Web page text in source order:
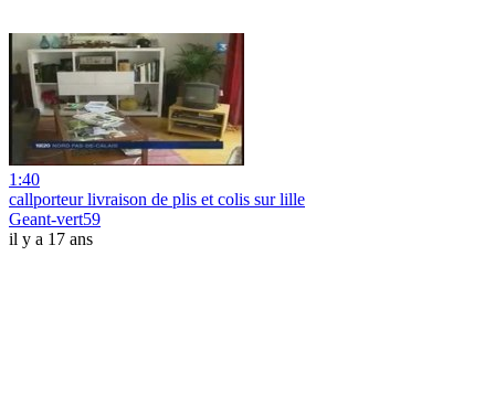
1:40
callporteur livraison de plis et colis sur lille
Geant-vert59
il y a 17 ans